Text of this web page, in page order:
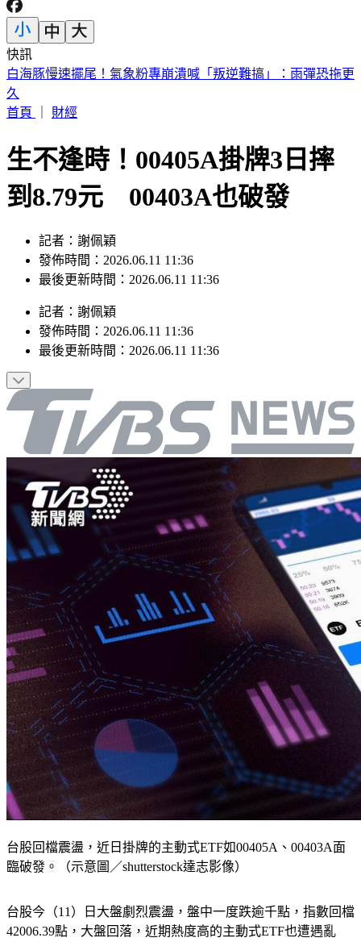
快訊
快訊／公公殺了婆婆！桃園平鎮區爆命案 嫌犯遭逮回偵訊
首頁
生不逢時！00405A掛牌3日摔
到8.79元 00403A也破發
發佈時間：2026.06.11 11:36
最後更新時間：2026.06.11 11:36
發佈時間：2026.06.11 11:36
最後更新時間：2026.06.11 11:36
臨破發。（示意圖／shutterstock達志影像）
42006.39點，大盤回落，近期熱度高的主動式ETF也遭遇亂
流，尤其近日才剛掛牌上市的00405A嚴重破發，短短三日內